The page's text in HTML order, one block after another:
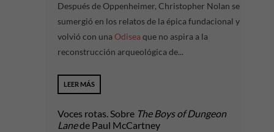
Después de Oppenheimer, Christopher Nolan se
sumergió en los relatos de la épica fundacional y
volvió con una Odisea que no aspira a la
reconstrucción arqueológica de...
LEER MÁS
Voces rotas. Sobre The Boys of Dungeon
Lanede Paul McCartney